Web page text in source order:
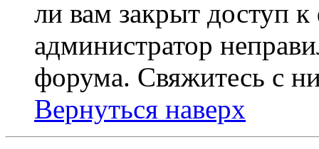
ли вам закрыт доступ
администратор
форума. Свяжитесь с
Вернуться наверх